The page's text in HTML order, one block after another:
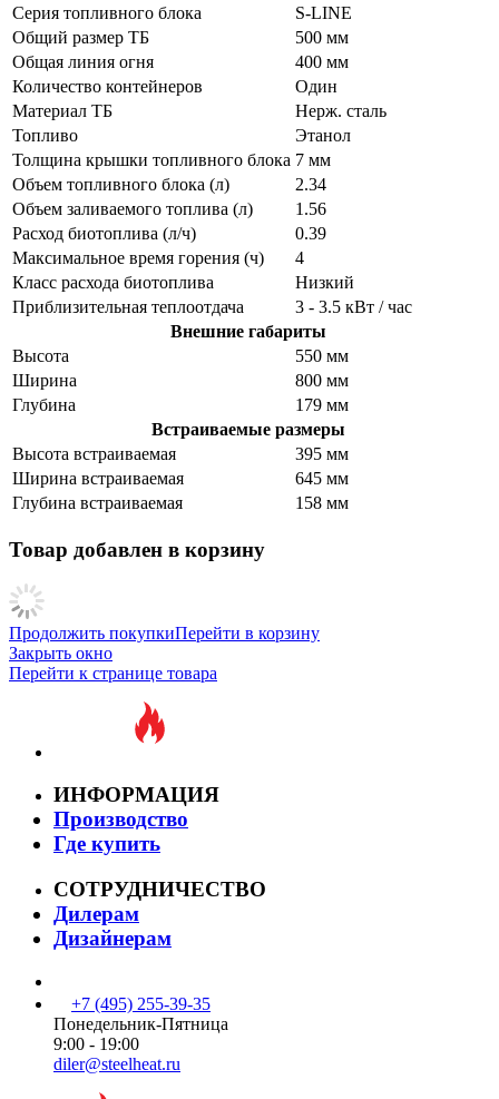
Серия топливного блока
S-LINE
Общий размер ТБ
500 мм
Общая линия огня
400 мм
Количество контейнеров
Один
Материал ТБ
Нерж. сталь
Топливо
Этанол
Толщина крышки топливного блока 7 мм
Объем топливного блока (л)
2.34
Объем заливаемого топлива (л)
1.56
Расход биотоплива (л/ч)
0.39
Максимальное время горения (ч)
4
Класс расхода биотоплива
Низкий
Приблизительная теплоотдача
3 - 3.5 кВт / час
Внешние габариты
Высота
550 мм
Ширина
800 мм
Глубина
179 мм
Встраиваемые размеры
Высота встраиваемая
395 мм
Ширина встраиваемая
645 мм
Глубина встраиваемая
158 мм
Товар добавлен в корзину
Продолжить покупкиПерейти в корзину
Закрыть окно
Перейти к странице товара
ИНФОРМАЦИЯ
Производство
Где купить
СОТРУДНИЧЕСТВО
Дилерам
Дизайнерам
+7 (495) 255-39-35
Понедельник-Пятница
9:00 - 19:00
diler@steelheat.ru